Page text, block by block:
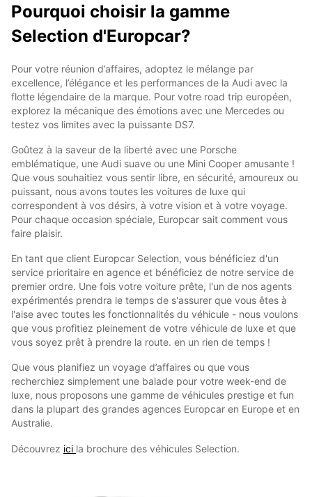
Pourquoi choisir la gamme
Selection d'Europcar?
Pour votre réunion d’affaires, adoptez le mélange par
excellence, l’élégance et les performances de la Audi avec la
flotte légendaire de la marque. Pour votre road trip européen,
explorez la mécanique des émotions avec une Mercedes ou
testez vos limites avec la puissante DS7.
Goûtez à la saveur de la liberté avec une Porsche
emblématique, une Audi suave ou une Mini Cooper amusante !
Que vous souhaitiez vous sentir libre, en sécurité, amoureux ou
puissant, nous avons toutes les voitures de luxe qui
correspondent à vos désirs, à votre vision et à votre voyage.
Pour chaque occasion spéciale, Europcar sait comment vous
faire plaisir.
En tant que client Europcar Selection, vous bénéficiez d'un
service prioritaire en agence et bénéficiez de notre service de
premier ordre. Une fois votre voiture prête, l'un de nos agents
expérimentés prendra le temps de s'assurer que vous êtes à
l'aise avec toutes les fonctionnalités du véhicule - nous voulons
que vous profitiez pleinement de votre véhicule de luxe et que
vous soyez prêt à prendre la route. en un rien de temps !
Que vous planifiez un voyage d’affaires ou que vous
recherchiez simplement une balade pour votre week-end de
luxe, nous proposons une gamme de véhicules prestige et fun
dans la plupart des grandes agences Europcar en Europe et en
Australie.
Découvrez ici la brochure des véhicules Selection.